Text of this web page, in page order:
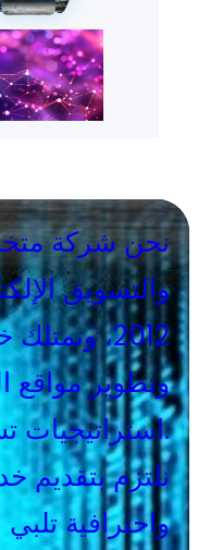
نحن شركة
والتسويق
2012،
وتطوير مواقع
استراتيجيات
واحترافية تلبي